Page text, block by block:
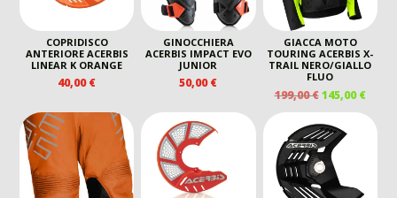
COPRIDISCO
ANTERIORE ACERBIS
LINEAR K ORANGE
40,00€
GINOCCHIERA
ACERBIS IMPACT EVO
JUNIOR
50,00€
GIACCA MOTO
TOURING ACERBIS X-
TRAIL NERO/GIALLO
FLUO
199,00€ IL
PREZZO
ORIGINALE
ERA:
199,00 €.
145,00€IL